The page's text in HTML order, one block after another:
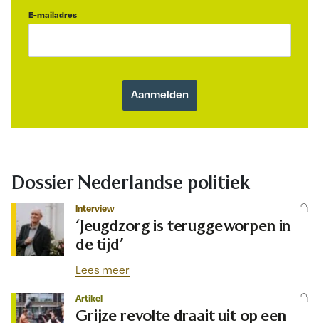
E-mailadres
Dossier Nederlandse politiek
Interview
‘Jeugdzorg is teruggeworpen in
de tijd’
Lees meer
Artikel
Grijze revolte draait uit op een